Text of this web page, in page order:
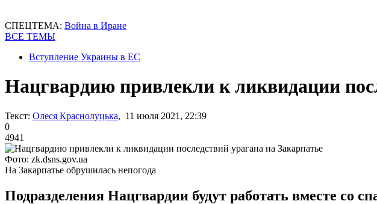
СПЕЦТЕМА: Война в Иране
ВСЕ ТЕМЫ
Вступление Украины в ЕС
Нацгвардию привлекли к ликвидации
Текст: Олеся Краснолуцька, 11 июля 2021, 22:39
0
4941
Фото: zk.dsns.gov.ua
На Закарпатье обрушилась непогода
Подразделения Нацгвардии будут работать вместе со